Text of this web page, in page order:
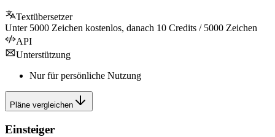
Textübersetzer
Unter 5000 Zeichen kostenlos, danach 10 Credits / 5000 Zeichen
API
Unterstützung
Nur für persönliche Nutzung
Pläne vergleichen
Einsteiger